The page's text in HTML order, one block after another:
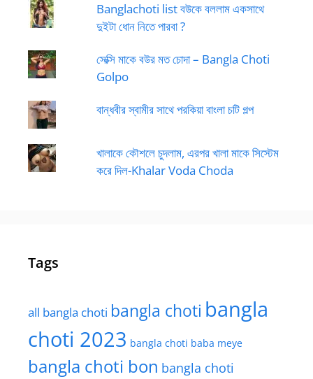
Banglachoti list বউকে বললাম একসাথে
দুইটা ধোন নিতে পারবা ?
সেক্সি মাকে বউর মত চোদা – Bangla Choti
Golpo
বান্ধবীর স্বামীর সাথে পরকিয়া বাংলা চটি গল্প
খালাকে কৌশলে চুদলাম, এরপর খালা মাকে সিস্টেম
করে দিল-Khalar Voda Choda
Tags
all bangla choti bangla choti bangla
choti 2023 bangla choti baba meye
bangla choti bon bangla choti